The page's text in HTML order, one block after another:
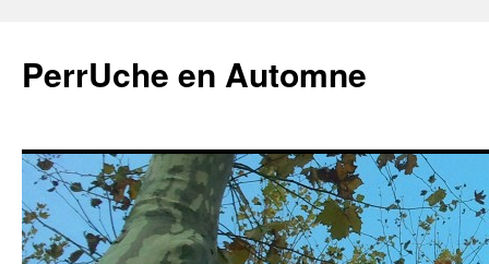
contenu
PerrUche en Automne